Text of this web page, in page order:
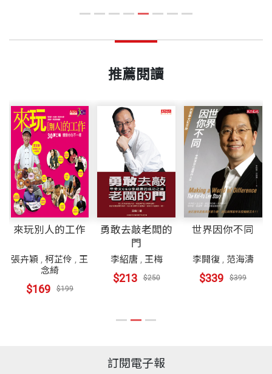
推薦閱讀
來玩別人的工作
張卉穎 ,柯芷伶 ,王
念綺
$169 $199
勇敢去敲老闆的
門
李紹唐, 王梅
$213 $250
世界因你不同
李開復, 范海濤
$339 $399
訂閱電子報